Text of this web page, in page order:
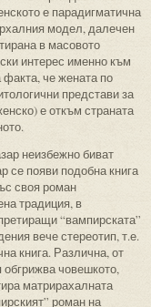
е парадигматична
модел, далечен
в масовото
интерес именно към
че жената по
представи за
е откъм страната
неизбежно биват
се появи подобна книга
своя роман
традиция, в
“вампирската”
вече стереотип, т.е.
книга. Различна, от
обгрижва човешкото,
матрирахалната
роман на